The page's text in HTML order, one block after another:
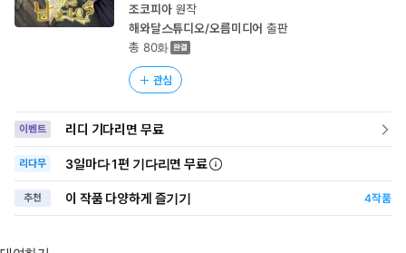
조코피아원작
해와달스튜디오/오름미디어 출판
총 80화
관심
이벤트 리디 기다리면 무료
리다무 3일마다1편 기다리면 무료
추천 이 작품 다양하게 즐기기 4작품